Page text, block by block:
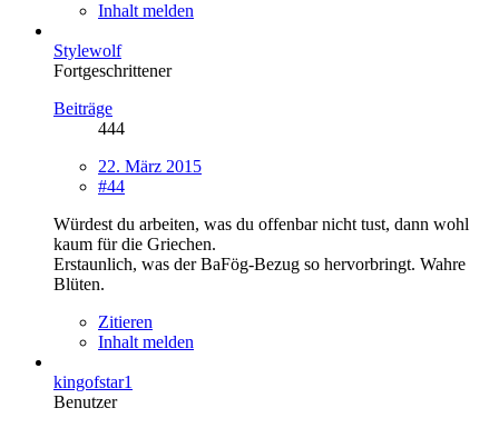
Inhalt melden
Stylewolf
Fortgeschrittener
Beiträge
444
22. März 2015
#44
Würdest du arbeiten, was du offenbar nicht tust, dann wohl
kaum für die Griechen.
Erstaunlich, was der BaFög-Bezug so hervorbringt. Wahre
Blüten.
Zitieren
Inhalt melden
kingofstar1
Benutzer